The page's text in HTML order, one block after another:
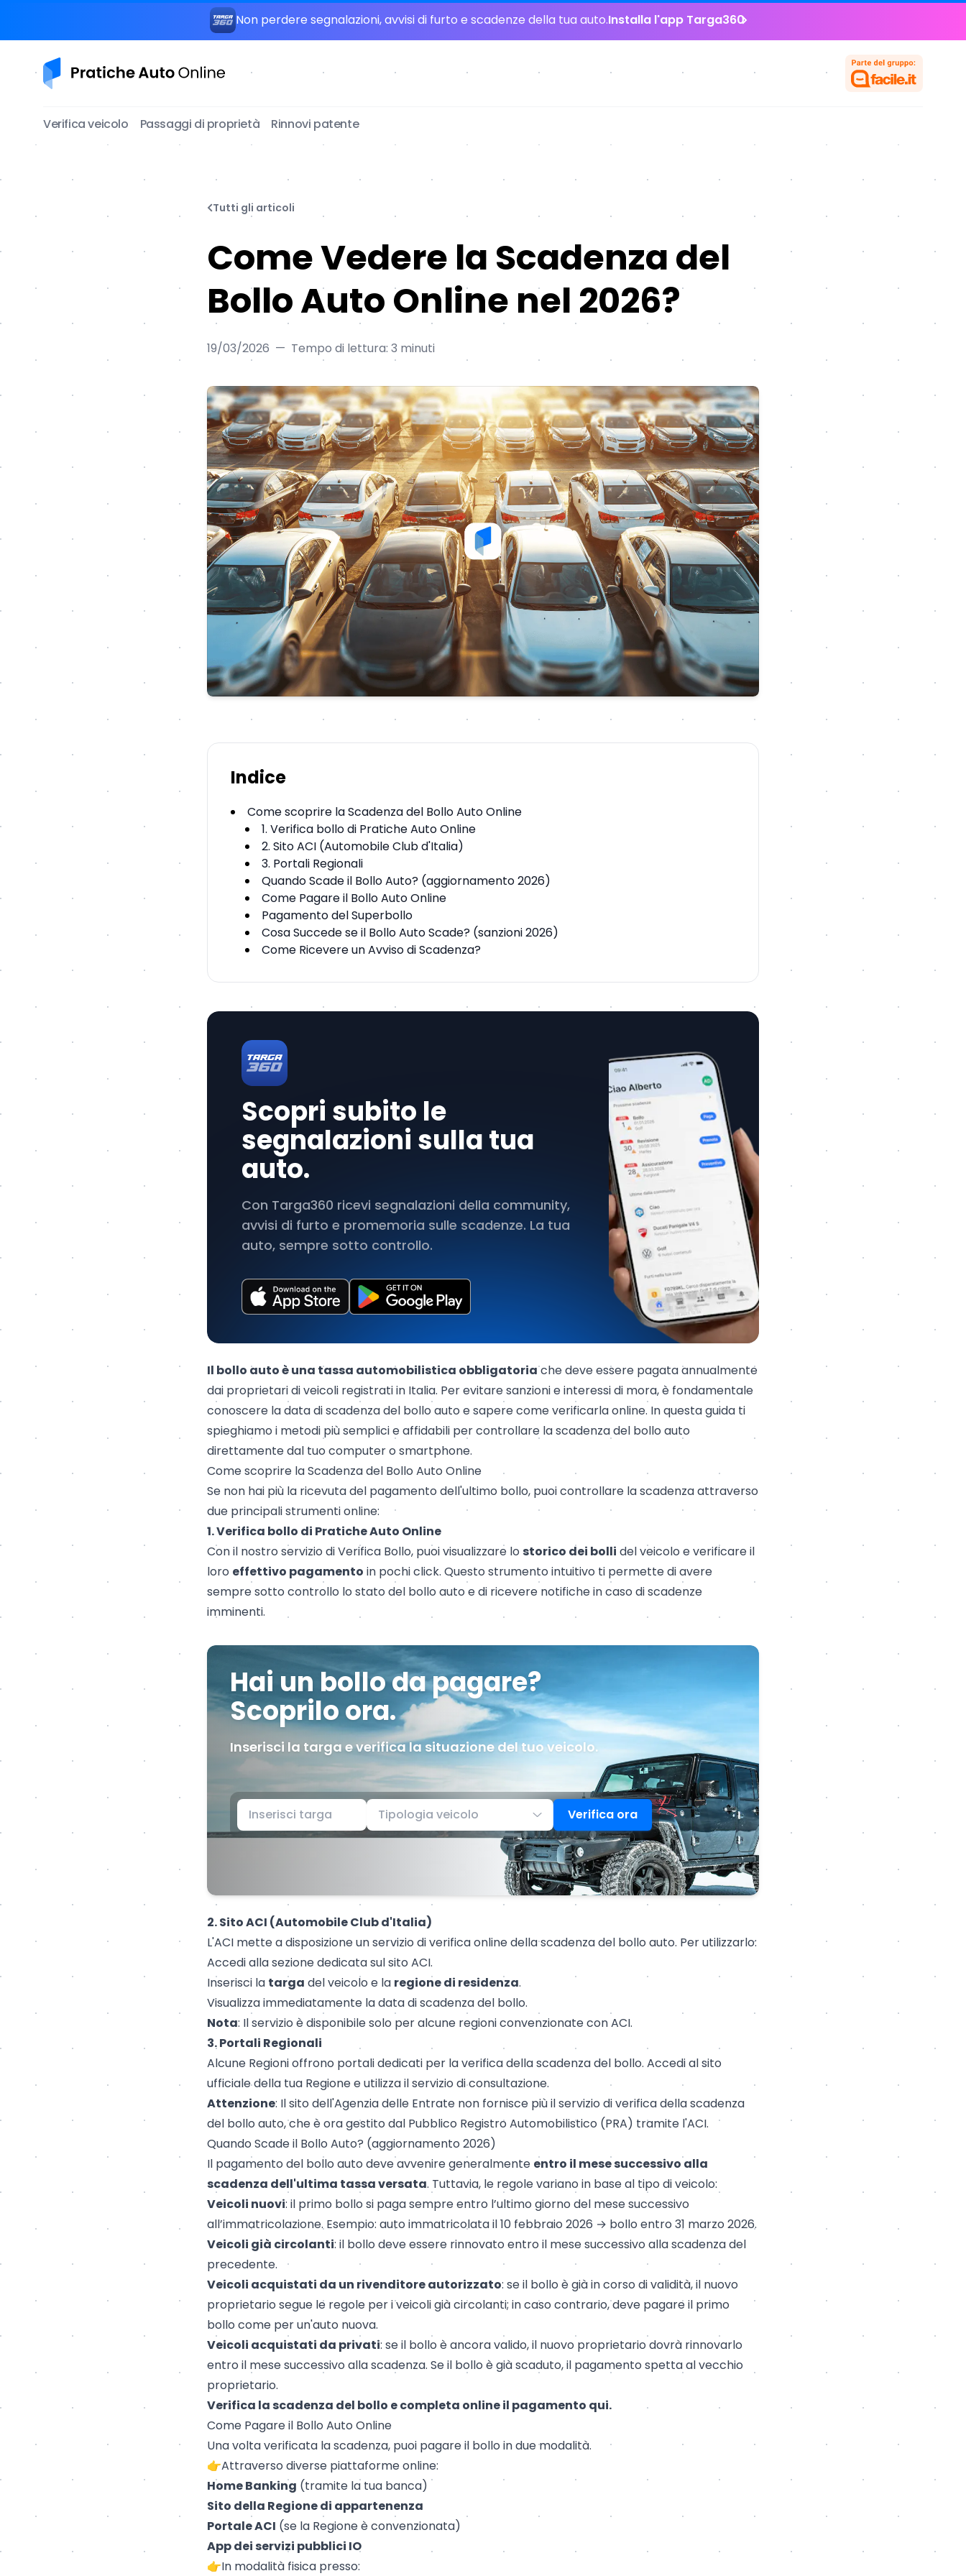
Non perdere segnalazioni, avvisi di furto e scadenze della tua auto.Installa l'app Targa360
Pratiche Auto Online
Verifica veicolo Passaggi di proprietà Rinnovi patente
Tutti gli articoli
Come Vedere la Scadenza del
Bollo Auto Online nel 2026?
19/03/2026 — Tempo di lettura: 3 minuti
Indice
Come scoprire la Scadenza del Bollo Auto Online
1. Verifica bollo di Pratiche Auto Online
2. Sito ACI (Automobile Club d'Italia)
3. Portali Regionali
Quando Scade il Bollo Auto? (aggiornamento 2026)
Come Pagare il Bollo Auto Online
Pagamento del Superbollo
Cosa Succede se il Bollo Auto Scade? (sanzioni 2026)
Come Ricevere un Avviso di Scadenza?
Scopri subito le
segnalazioni sulla tua
auto.
Con Targa360 ricevi segnalazioni della community,
avvisi di furto e promemoria sulle scadenze. La tua
auto, sempre sotto controllo.
Il bollo autoè una tassa automobilistica obbligatoriache deve essere pagata annualmente
dai proprietari di veicoli registrati in Italia. Per evitare sanzioni e interessi di mora, è fondamentale
conoscere la data di scadenza del bollo auto e sapere come verificarla online. In questa guida ti
spieghiamo i metodi più semplici e affidabili per controllare la scadenza del bollo auto
direttamente dal tuo computer o smartphone.
Come scoprire la Scadenza del Bollo Auto Online
Se non hai più la ricevuta del pagamento dell'ultimo bollo, puoi controllare la scadenza attraverso
due principali strumenti online:
1. Verifica bollo di Pratiche Auto Online
Con il nostro servizio diVerifica Bollo, puoi visualizzare lo storico dei bolli del veicolo e verificare il
loro effettivo pagamento in pochi click. Questo strumento intuitivo ti permette di avere
sempre sotto controllo lo stato del bollo auto e di ricevere notifiche in caso di scadenze
imminenti.
Hai un bollo da pagare?
Scoprilo ora.
Inserisci la targa e verifica la situazione del tuo veicolo.
Tipologia veicolo Verifica ora
2. Sito ACI (Automobile Club d'Italia)
L'ACI mette a disposizione un servizio di verifica online della scadenza del bollo auto. Per utilizzarlo:
Accedi alla sezione dedicata sul sito ACI.
Inserisci la targa del veicolo e la regione di residenza.
Visualizza immediatamente la data di scadenza del bollo.
Nota: Il servizio è disponibile solo per alcune regioni convenzionate con ACI.
3. Portali Regionali
Alcune Regioni offrono portali dedicati per la verifica della scadenza del bollo. Accedi al sito
ufficiale della tua Regione e utilizza il servizio di consultazione.
Attenzione: Il sito dell'Agenzia delle Entrate non fornisce più il servizio di verifica della scadenza
del bollo auto, che è ora gestito dal Pubblico Registro Automobilistico (PRA) tramite l'ACI.
Quando Scade il Bollo Auto? (aggiornamento 2026)
Il pagamento del bollo auto deve avvenire generalmente entro il mese successivo alla
scadenza dell'ultima tassa versata. Tuttavia, le regole variano in base al tipo di veicolo:
Veicoli nuovi: il primo bollo si paga sempre entro l’ultimo giorno del mese successivo
all’immatricolazione. Esempio: auto immatricolata il 10 febbraio 2026 → bollo entro 31 marzo 2026.
Veicoli già circolanti: il bollo deve essere rinnovato entro il mese successivo alla scadenza del
precedente.
Veicoli acquistati da un rivenditore autorizzato: se il bollo è già in corso di validità, il nuovo
proprietario segue le regole per i veicoli già circolanti; in caso contrario, deve pagare il primo
bollo come per un'auto nuova.
Veicoli acquistati da privati: se il bollo è ancora valido, il nuovo proprietario dovrà rinnovarlo
entro il mese successivo alla scadenza. Se il bollo è già scaduto, il pagamento spetta al vecchio
proprietario.
Verifica la scadenza del bollo e completa online il pagamento qui.
Come Pagare il Bollo Auto Online
Una volta verificata la scadenza, puoi pagare il bollo in due modalità.
👉Attraverso diverse piattaforme online:
Home Banking (tramite la tua banca)
Sito della Regione di appartenenza
Portale ACI (se la Regione è convenzionata)
App dei servizi pubblici IO
👉In modalità fisica presso: